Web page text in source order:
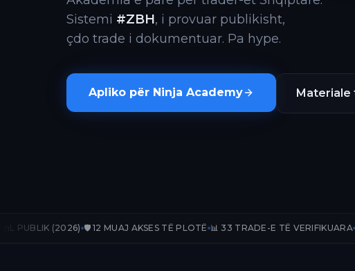
Sistemi #ZBH, i provuar publikisht,
çdo trade i dokumentuar. Pa hype.
Apliko për Ninja Academy Materiale
🛡️ 12 MUAJ AKSES TË PLOTË 📊 33 TRADE-E TË VERIFIKUARA 📈 +236.67%